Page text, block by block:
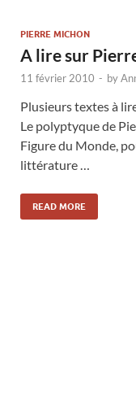
PIERRE MICHON
A lire sur
11 février 2010 - by
Plusieurs textes à
Le polyptyque de
Figure du Monde,
littérature …
READ MORE